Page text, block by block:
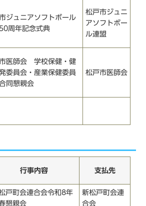
ジュニアソフトボール
周年記念式典
松戸市ジュニ
アソフトボー
ル連盟
医師会 学校保健・健
委員会・産業保健委員
同懇親会
松戸市医師会
行事内容 支払先
戸町会連合会令和8年
懇親会
新松戸町会連
合会